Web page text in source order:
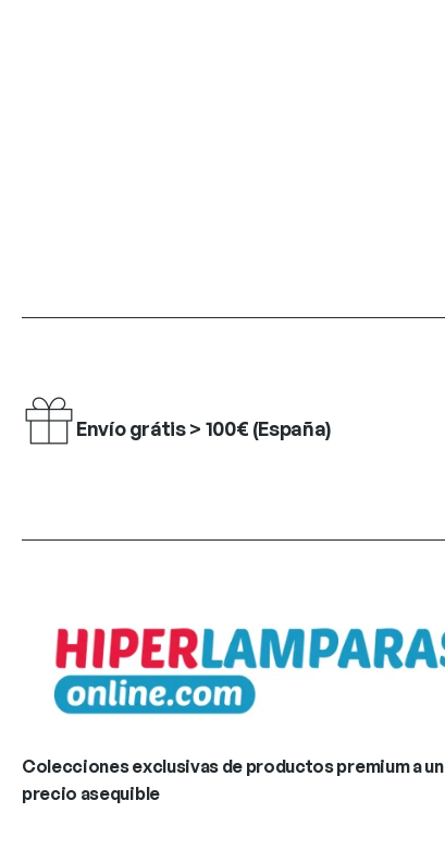
Envío grátis > 100€ (España)
Colecciones exclusivas de productos premium a un
precio asequible